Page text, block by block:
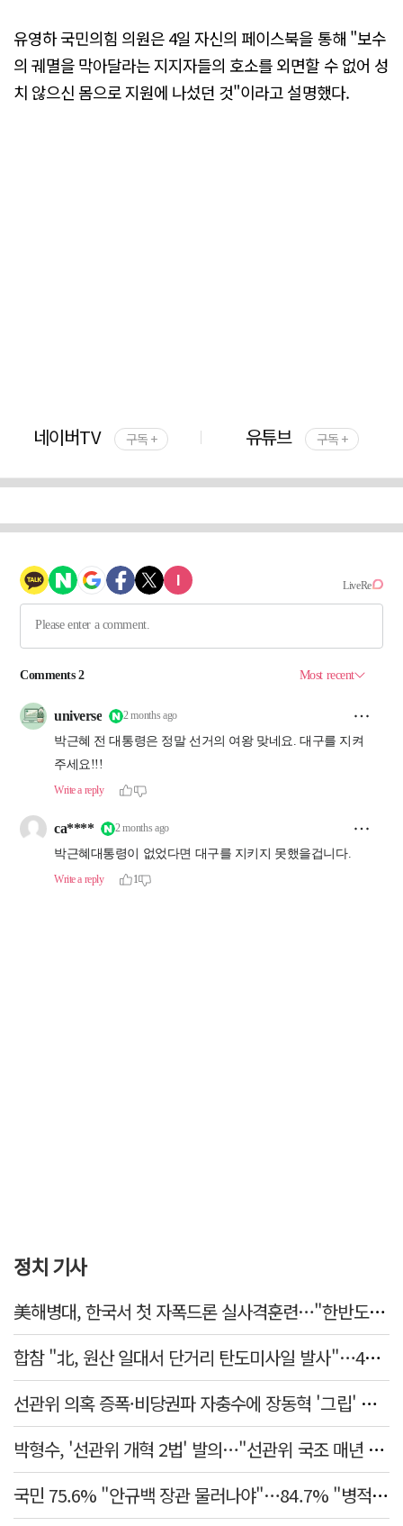
유영하 국민의힘 의원은 4일 자신의 페이스북을 통해 "보수
의 궤멸을 막아달라는 지지자들의 호소를 외면할 수 없어 성
치 않으신 몸으로 지원에 나섰던 것"이라고 설명했다.
네이버TV 구독 + 유튜브 구독 +
정치 기사
美해병대, 한국서 첫 자폭드론 실사격훈련…"한반도 지형 학습"
합참 "北, 원산 일대서 단거리 탄도미사일 발사"…42일 만
선관위 의혹 증폭·비당권파 자충수에 장동혁 '그립' 더 강해졌다
박형수, '선관위 개혁 2법' 발의…"선관위 국조 매년 실시"
국민 75.6% "안규백 장관 물러나야"…84.7% "병적기록부 공개해야"